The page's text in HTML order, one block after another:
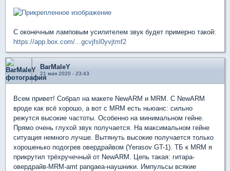
С оконечным ламповым усилителем звук будет примерно такой:
https://app.box.com/...gcvjfsl0yvjtmf2
BarMaleY
21 мая 2020 - 23:43
Всем привет! Собрал на макете NewARM и MRM. С NewARM
вроде как всё хорошо, а вот с MRM есть ньюанс: сильно
режутся высокие частоты. Особенно на минимальном гейне.
Прямо очень глухой звук получается. На максимальном гейне
ситуация немного лучше. Вытянуть высокие получается только
хорошенько подогрев овердрайвом (Yerasov GT-1). ТБ к MRM я
прикрутил трёхручечный от NewARM. Цепь такая: гитара-
овердрайв-MRM-amt pangaea-наушники. Импульсы всякие